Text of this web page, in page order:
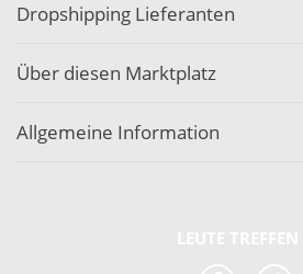
Dropshipping Lieferanten
Über diesen Marktplatz
Allgemeine Information